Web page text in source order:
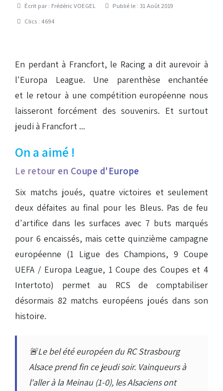
DétailsÉcrit par : Frédéric VOEGEL
Publié le : 31 Août 2019
Clics : 4694
En perdant à Francfort, le Racing a dit aurevoir à
l'Europa League. Une parenthèse enchantée
et le retour à une compétition européenne nous
laisseront forcément des souvenirs. Et surtout
jeudi à Francfort ...
On a aimé !
Le retour en Coupe d'Europe
Six matchs joués, quatre victoires et seulement
deux défaites au final pour les Bleus. Pas de feu
d'artifice dans les surfaces avec 7 buts marqués
pour 6 encaissés, mais cette quinzième campagne
européenne (1 Ligue des Champions, 9 Coupe
UEFA / Europa League, 1 Coupe des Coupes et 4
Intertoto) permet au RCS de comptabiliser
désormais 82 matchs européens joués dans son
histoire.
🚨Le bel été européen du RC Strasbourg
Alsace prend fin ce jeudi soir. Vainqueurs à
l'aller à la Meinau (1-0), les Alsaciens ont